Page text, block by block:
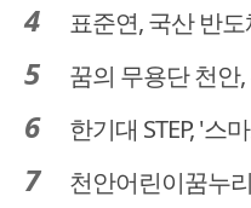
표준연, 국산 반도체
꿈의 무용단 천안, 전국
한기대 STEP, '스마
천안어린이꿈누리터, 8